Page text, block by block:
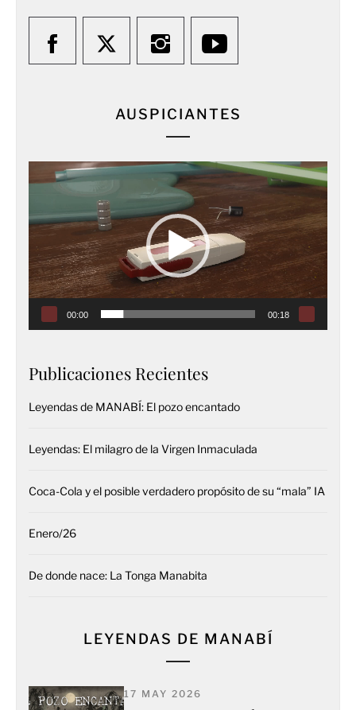
AUSPICIANTES
Reproductor
de
00:00 00:18
Publicaciones Recientes
Leyendas de MANABÍ: El pozo encantado
Leyendas: El milagro de la Virgen Inmaculada
Coca-Cola y el posible verdadero propósito de su “mala” IA
Enero/26
De donde nace: La Tonga Manabita
LEYENDAS DE MANABÍ
17 MAY 2026